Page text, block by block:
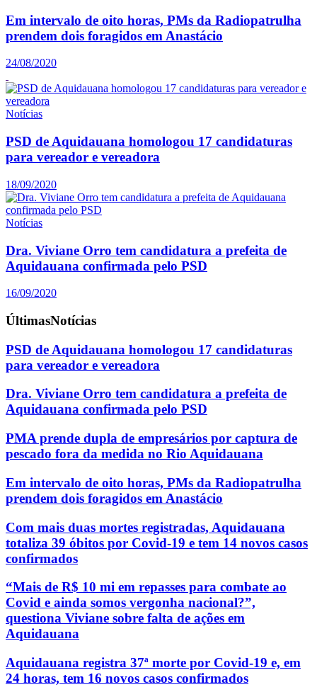
Em intervalo de oito horas, PMs da Radiopatrulha
prendem dois foragidos em Anastácio
24/08/2020
Notícias
PSD de Aquidauana homologou 17 candidaturas
para vereador e vereadora
18/09/2020
Notícias
Dra. Viviane Orro tem candidatura a prefeita de
Aquidauana confirmada pelo PSD
16/09/2020
ÚltimasNotícias
PSD de Aquidauana homologou 17 candidaturas
para vereador e vereadora
Dra. Viviane Orro tem candidatura a prefeita de
Aquidauana confirmada pelo PSD
PMA prende dupla de empresários por captura de
pescado fora da medida no Rio Aquidauana
Em intervalo de oito horas, PMs da Radiopatrulha
prendem dois foragidos em Anastácio
Com mais duas mortes registradas, Aquidauana
totaliza 39 óbitos por Covid-19 e tem 14 novos casos
confirmados
“Mais de R$ 10 mi em repasses para combate ao
Covid e ainda somos vergonha nacional?”,
questiona Viviane sobre falta de ações em
Aquidauana
Aquidauana registra 37ª morte por Covid-19 e, em
24 horas, tem 16 novos casos confirmados